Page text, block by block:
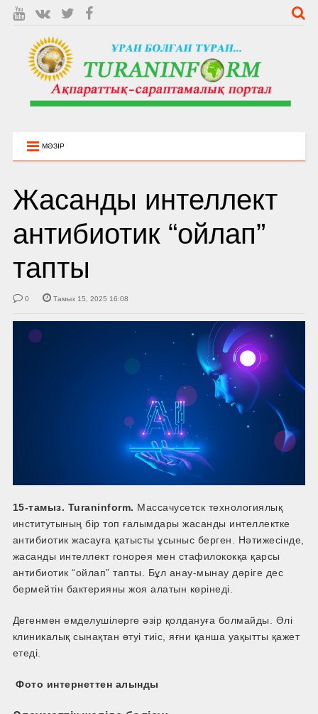
МӘЗІР
Жасанды интеллект
антибиотик “ойлап”
тапты
0 Тамыз 15, 2025 16:08
15-тамыз. Turaninform. Массачусетск технологиялық
институтының бір топ ғалымдары жасанды интеллектке
антибиотик жасауға қатысты ұсыныс берген. Нәтижесінде,
жасанды интеллект гонорея мен стафилококқа қарсы
антибиотик “ойлап” тапты. Бұл анау-мынау дәріге дес
бермейтін бактерияны жоя алатын көрінеді.
Дегенмен емделушілерге әзір қолдануға болмайды. Әлі
клиникалық сынақтан өтуі тиіс, яғни қанша уақытты қажет
етеді.
Фото интернеттен алынды